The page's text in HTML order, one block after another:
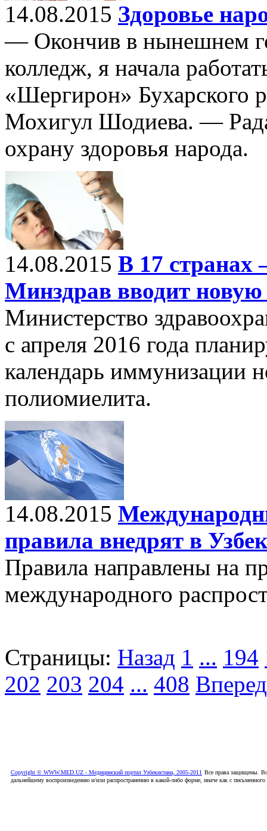
14.08.2015 Здоровье
— Окончив в нынешнем
колледж, я начала
«Шергирон» Бухарского
Мохигул Шодиева. —
охрану здоровья народа.
14.08.2015 В 17 странах
Минздрав вводит
Министерство
с апреля 2016 года
календарь иммунизации
полиомиелита.
14.08.2015
правила внедрят в
Правила направлены на
международного
Страницы: Назад 1 ... 194
202 203 204 ... 408 Вперед
Copyright © WWW.MED.UZ - Медицинский портал Узбекистана, 2005-2011 Все права защищены.
дальнейшему воспроизведению и/или распространению в какой-либо форме, иначе как с